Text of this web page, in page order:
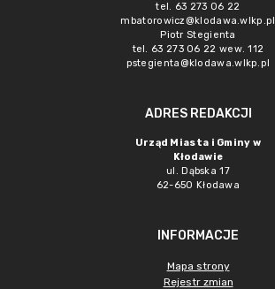
tel. 63 273 06 22
mbatorowicz@klodawa.wlkp.pl
Piotr Stegienta
tel. 63 273 06 22 wew. 112
pstegienta@klodawa.wlkp.pl
ADRES REDAKCJI
Urząd Miasta i Gminy w
Kłodawie
ul. Dąbska 17
62-650 Kłodawa
INFORMACJE
Mapa strony
Rejestr zmian